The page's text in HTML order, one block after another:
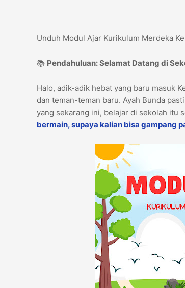
Unduh Modul Ajar Kurikulum Merdeka
📚 Pendahuluan: Selamat Datang di
Halo, adik-adik hebat yang baru masuk
dan teman-teman baru. Ayah Bunda
yang sekarang ini, belajar di sekolah itu
bermain, supaya kalian bisa gampang